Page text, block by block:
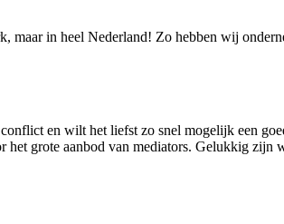
maar in heel Nederland! Zo hebben wij
en wilt het liefst zo snel mogelijk een
grote aanbod van mediators. Gelukkig